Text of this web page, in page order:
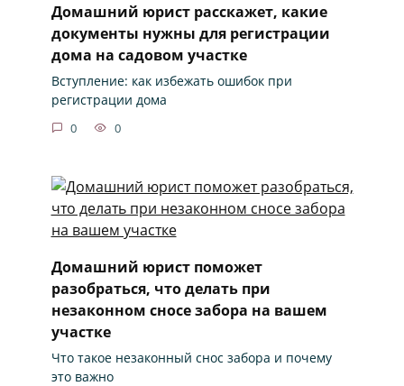
Домашний юрист расскажет, какие
документы нужны для регистрации
дома на садовом участке
Вступление: как избежать ошибок при
регистрации дома
0 0
Домашний юрист поможет
разобраться, что делать при
незаконном сносе забора на вашем
участке
Что такое незаконный снос забора и почему
это важно